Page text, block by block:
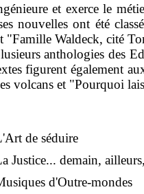
et exerce le
nouvelles ont été
"Famille Waldeck, cité
anthologies des
figurent également
volcans et "Pourquoi
de séduire
Justice... demain,
d'Outre-mondes